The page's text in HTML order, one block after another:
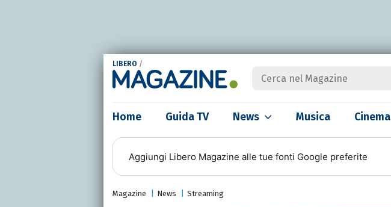
LIBERO /
Home Guida TV News Musica Cinema
Aggiungi Libero Magazine alle tue fonti Google preferite
Magazine News Streaming